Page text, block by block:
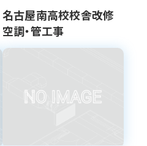
名古屋南高校校舎改修
空調・管工事